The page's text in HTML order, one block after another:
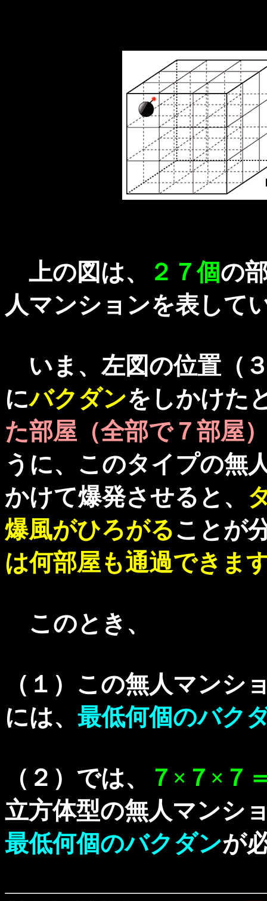
上の図は、 ２７個の
人マンションを表して
いま、左図の位置（
にバクダンをしかけた
た部屋（全部で７部屋
うに、このタイプの無
かけて爆発させると、
爆風がひろがることが
は何部屋も通過できま
このとき、
（１）この無人マンシ
には、 最低何個のバク
（２）では、
７×７×７
立方体型の無人マンシ
最低何個のバクダンが